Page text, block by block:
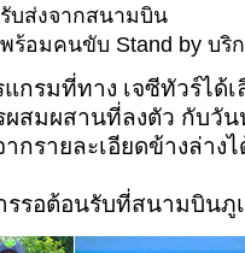
บส่งจากสนามบิน
ร้อมคนขับ Stand by บริ
แกรมที่ทาง เจซีทัวร์ไ
ผสมผสานที่ลงตัว กับวั
ากรายละเอียดข้างล่าง
รรอต้อนรับที่สนามบิน